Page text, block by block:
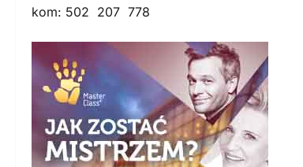
kom: 502 207 778